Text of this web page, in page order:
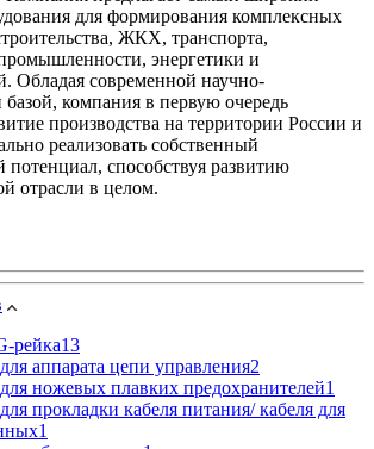
для формирования комплексных
ЖКХ, транспорта,
энергетики и
Обладая современной научно-
базой, компания в первую очередь
производства на территории России и
реализовать собственный
потенциал, способствуя развитию
отрасли в целом.
рейка13
аппарата цепи управления2
ножевых плавких предохранителей1
прокладки кабеля питания/ кабеля для
1